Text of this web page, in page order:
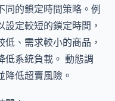
同的鎖定時間策略。例
定較短的鎖定時間，
、需求較小的商品，
低系統負載。 動態調
低超賣風險。